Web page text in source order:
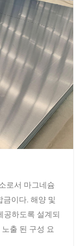
금이다. 해양 및
공하도록 설계되
출 된 구성 요